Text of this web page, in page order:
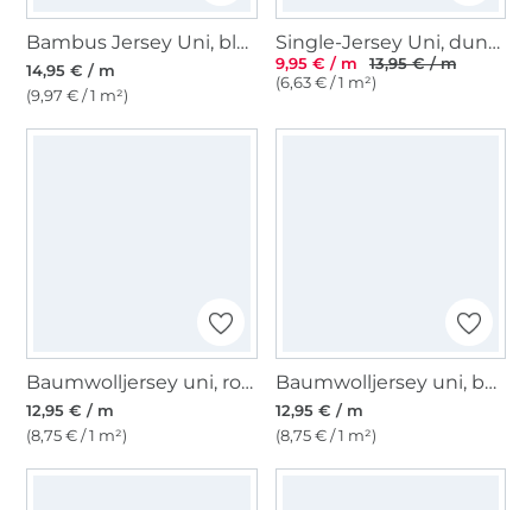
Bambus Jersey Uni, blaupetrol
14,95 € / m
(9,97 € / 1 m²)
Single-Jersey Uni, dunkelgrau meliert
9,95 € / m
13,95 € / m
(6,63 € / 1 m²)
Baumwolljersey uni, rostorange
12,95 € / m
(8,75 € / 1 m²)
Baumwolljersey uni, beige
12,95 € / m
(8,75 € / 1 m²)